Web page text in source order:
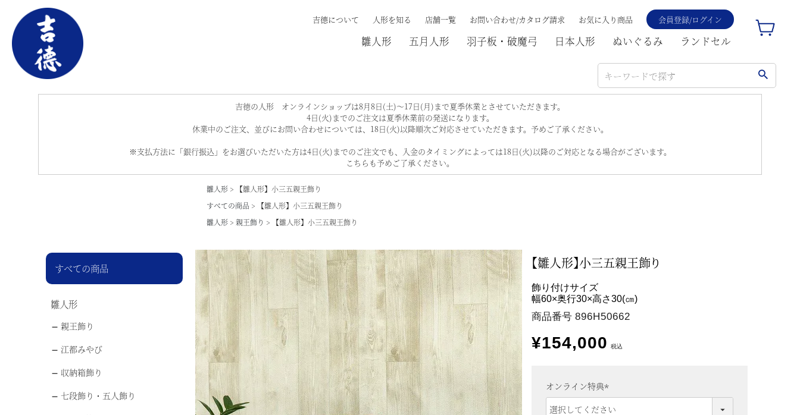
吉德について 人形を知る 店舗一覧 お問い合わせ/カタログ請求 お気に入り商品 会員登録/ログイン
雛人形 五月人形 羽子板・破魔弓 日本人形 ぬいぐるみ ランドセル
吉徳の人形 オンラインショップは8月8日(土)～17日(月)まで夏季休業とさせていただきます。
4日(火)までのご注文は夏季休業前の発送になります。
休業中のご注文、並びにお問い合わせについては、18日(火)以降順次ご対応させていただきます。予めご了承ください。
※支払方法に「銀行振込」をお選びいただいた方は4日(火)までのご注文でも、入金のタイミングによっては18日(火)以降のご対応となる場合がございます。
こちらも予めご了承ください。
雛人形
【雛人形】小三五親王飾り
すべての商品
【雛人形】小三五親王飾り
雛人形
親王飾り 【雛人形】小三五親王飾り
すべての商品
雛人形
親王飾り
江都みやび
収納箱飾り
七段飾り・五人飾り
飾り付けサイズ
幅60×奥行30×高さ30(㎝)
【雛人形】小三五親王飾り
商品番号 896H50662
¥154,000 税込
オンライン特典